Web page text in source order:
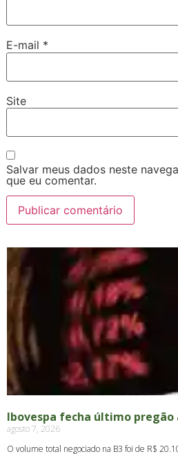
E-mail *
Site
Salvar meus dados neste
que eu comentar.
Ibovespa fecha último pregão
agosto 7, 2026
O volume total negociado na B3 foi de R$